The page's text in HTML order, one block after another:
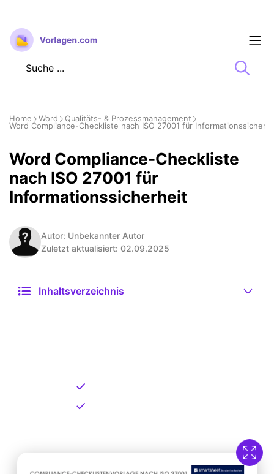
Zum
Inhalt
springen
Home Word
Qualitäts- & Prozessmanagement
Word Compliance-Checkliste nach ISO 27001 für
Word Compliance-Checkliste
nach ISO 27001 für
Informationssicherheit
Autor: Unbekannter Autor
Zuletzt aktualisiert: 02.09.2025
Inhaltsverzeichnis